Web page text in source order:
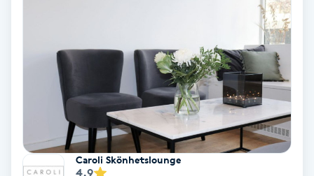
Paraffinbehandling
PensionärklippningCaroli Skönhetslounge
4.9